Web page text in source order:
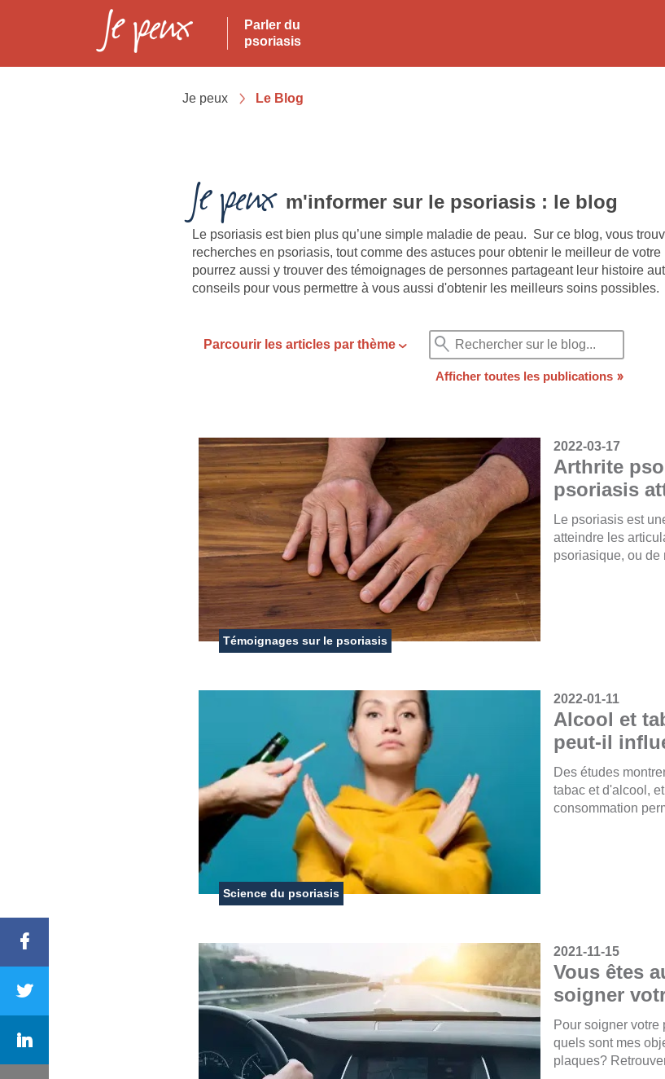
Parler du
psoriasis
Je peux Le Blog
Je peux m'informer sur le psoriasis : le blog
Le psoriasis est bien plus qu’une simple maladie de peau. Sur ce blog, vous
recherches en psoriasis, tout comme des astuces pour obtenir le meilleur de
pourrez aussi y trouver des témoignages de personnes partageant leur histoire
conseils pour vous permettre à vous aussi d'obtenir les meilleurs soins possibles.
Parcourir les articles par thème
Afficher toutes les publications
Témoignages sur le psoriasis
2022-03-17
Arthrite
psoriasis
Le psoriasis est
atteindre les
psoriasique, ou de
Science du psoriasis
2022-01-11
Alcool et
peut-il
Des études
tabac et d'alcool,
consommation
2021-11-15
Vous êtes
soigner
Pour soigner votre
quels sont mes
plaques?